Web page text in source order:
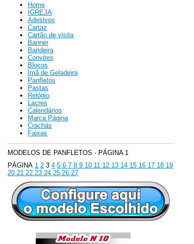
Home
IGREJA
Adesivos
Cartaz
Cartão de visita
Banner
Bandeira
Convites
Blocos
Imã de Geladeira
Panfletos
Pastas
Relógio
Lacres
Calendários
Marca Página
Crachás
Faixas
MODELOS DE PANFLETOS - PÁGINA 1
PÁGINA 1 2 3 4 5 6 7 8 9 10 11 12 13 14 15 16 17 18 19
20 21 22 23 24 25 26 27